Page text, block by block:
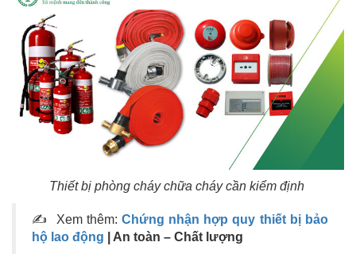
Thiết bị phòng cháy chữa cháy cần kiểm định
✍ Xem thêm: Chứng nhận hợp quy thiết bị bảo
hộ lao động | An toàn – Chất lượng